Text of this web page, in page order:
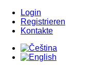
Login
Registrieren
Kontakte